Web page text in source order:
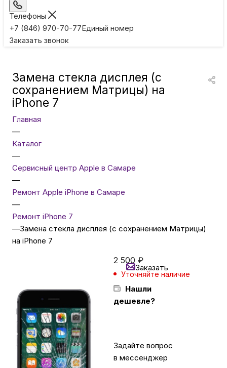
Телефоны
+7 (846) 970-70-77Единый номер
Заказать звонок
Умные кольца
Бытовая техника
Красота и здоровье
Замена стекла дисплея (с
сохранением Матрицы) на
iPhone 7
Главная
—
Каталог
—
Сервисный центр Apple в Самаре
—
Ремонт Apple iPhone в Самаре
—
Ремонт iPhone 7
—Замена стекла дисплея (с сохранением Матрицы)
на iPhone 7
2 500 ₽
Уточняйте наличие
Нашли
дешевле?
Заказать
Задайте вопрос
в мессенджер